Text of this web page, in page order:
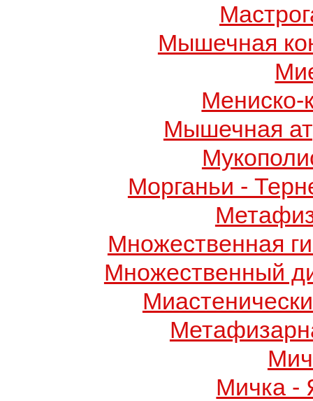
Мышечная
Мениско-
Мышечная
Морганьи -
Множественная
Множественный
Мичка -